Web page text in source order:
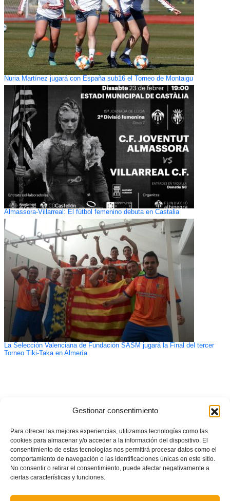
Gestionar consentimiento
Para ofrecer las mejores experiencias, utilizamos tecnologías como las
cookies para almacenar y/o acceder a la información del dispositivo. El
consentimiento de estas tecnologías nos permitirá procesar datos como el
comportamiento de navegación o las identificaciones únicas en este sitio.
No consentir o retirar el consentimiento, puede afectar negativamente a
ciertas características y funciones.
Nuria Martínez jugará con España sub16 el Torneo de Montaigu
Almassora-Villarreal: El fútbol femenino debuta en Castalia
La Selección Valenciana de Fundación SASM jugará la Final del tercer
Torneo Tiki-Taka en Almería